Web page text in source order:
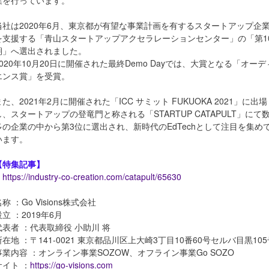
社は2020年6月、東京都が有望な事業計画を有するスタートアップ企
支援する「青山スタートアップアクセラレーションセンター」の「第
へ選出されました。
年10月20日に開催された最終Demo Dayでは、大賞となる「オーデ
ス賞」を受賞。
た、2021年2月に開催された「ICC サミット FUKUOKA 2021」に出場
、スタートアップの登竜門と称される「STARTUP CATAPULT」にて数
の企業の中から第3位に選出され、新時代のEdTechとして注目を集め
す。
集記事】
https://industry-co-creation.com/catapult/65630
称 ：Go Visions株式会社
立 ：2019年6月
表者 ：代表取締役 小助川 将
在地 ：〒141-0021 東京都品川区上大崎3丁目10番60号セルバ目黒
業内容 ：オンライン事業SOZOW、オフライン事業Go SOZO
ト ： https://go-visions.com